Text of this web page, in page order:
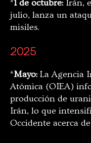
*1 de octubre: Irán,
julio, lanza un
misiles.
2025
*Mayo: La Agencia
Atómica (OIEA)
producción de
Irán, lo que
Occidente acerca